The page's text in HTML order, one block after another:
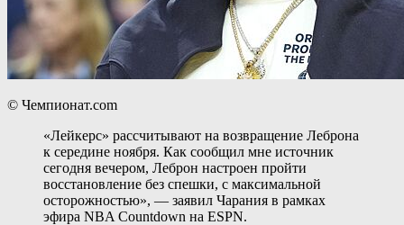
© Чемпионат.com
«Лейкерс» рассчитывают на возвращение Леброна
к середине ноября. Как сообщил мне источник
сегодня вечером, Леброн настроен пройти
восстановление без спешки, с максимальной
осторожностью», — заявил Чарания в рамках
эфира NBA Countdown на ESPN.